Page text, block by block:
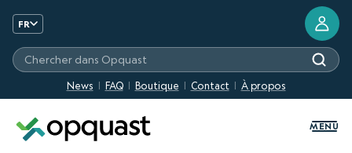
FR
News FAQ Boutique Contact À propos
Chercher dans Opquast
MENU